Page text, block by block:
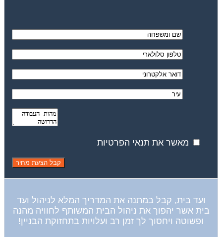
מאשר את תנאי הפרטיות
ועד בית, קבל במתנה את המדריך המלא לניהול ועד
בית אשר יהפוך את ניהול הבית המשותף לחוויה מהנה
ופשוטה ויחסוך לך זמן רב ועלויות בתחזוקת הבניין!